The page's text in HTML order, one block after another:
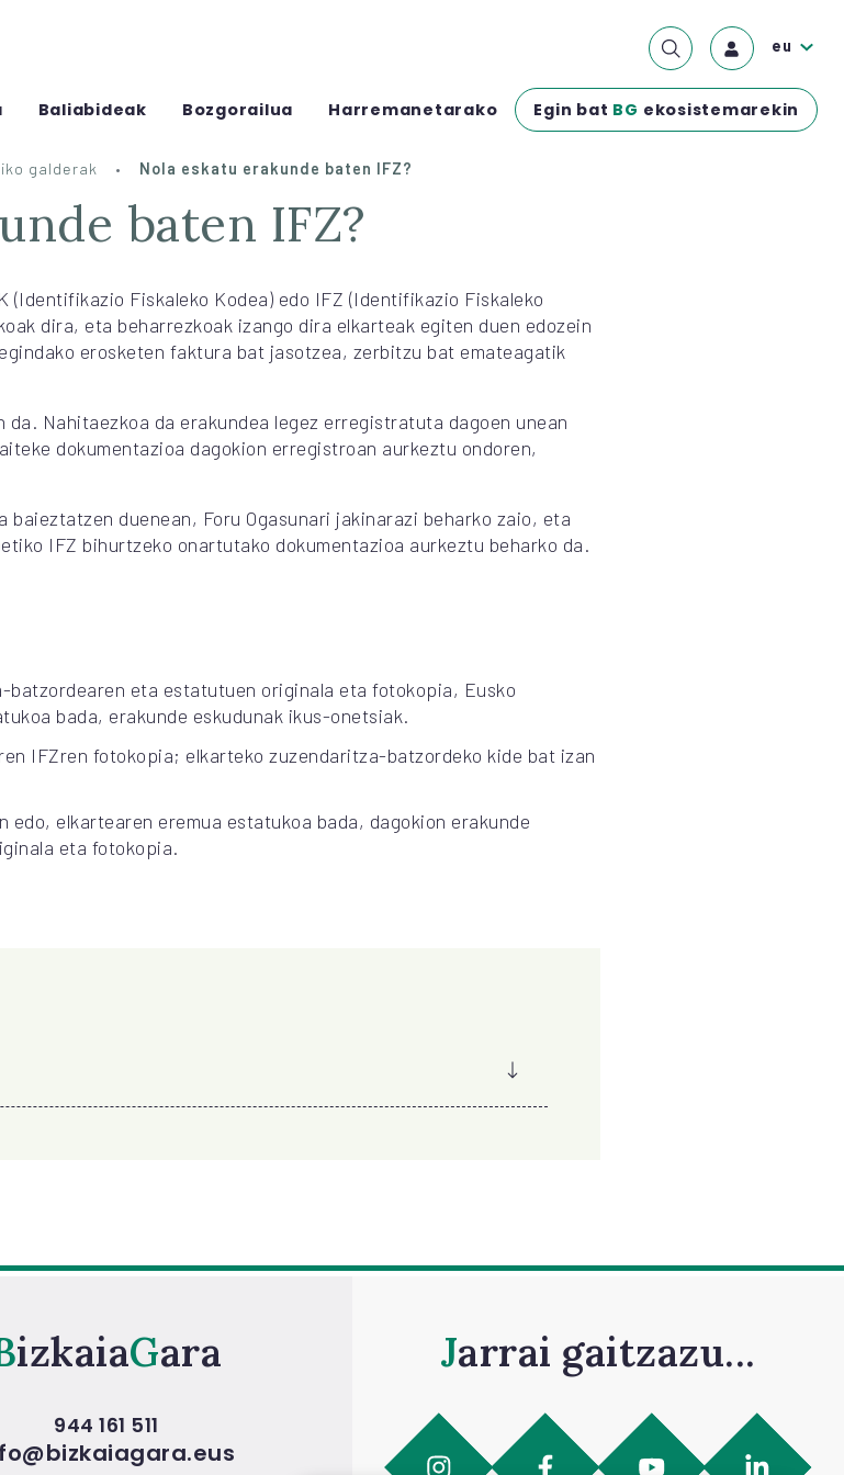
Baliabideak Bozgorailua Harremanetarako Egin bat BG ekosistemarekin
eu
galderak Nola eskatu erakunde baten IFZ?
baten IFZ?
Fiskaleko Kodea) edo IFZ (Identifikazio Fiskaleko
dira, eta beharrezkoak izango dira elkarteak egiten duen edozein
erosketen faktura bat jasotzea, zerbitzu bat emateagatik
da. Nahitaezkoa da erakundea legez erregistratuta dagoen unean
dokumentazioa dagokion erregistroan aurkeztu ondoren,
duenean, Foru Ogasunari jakinarazi beharko zaio, eta
IFZ bihurtzeko onartutako dokumentazioa aurkeztu beharko da.
eta estatutuen originala eta fotokopia, Eusko
bada, erakunde eskudunak ikus-onetsiak.
IFZren fotokopia; elkarteko zuzendaritza-batzordeko kide bat izan
elkartearen eremua estatukoa bada, dagokion erakunde
eta fotokopia.
Bizkaia Gara
944 161 511
Jarrai gaitzazu...